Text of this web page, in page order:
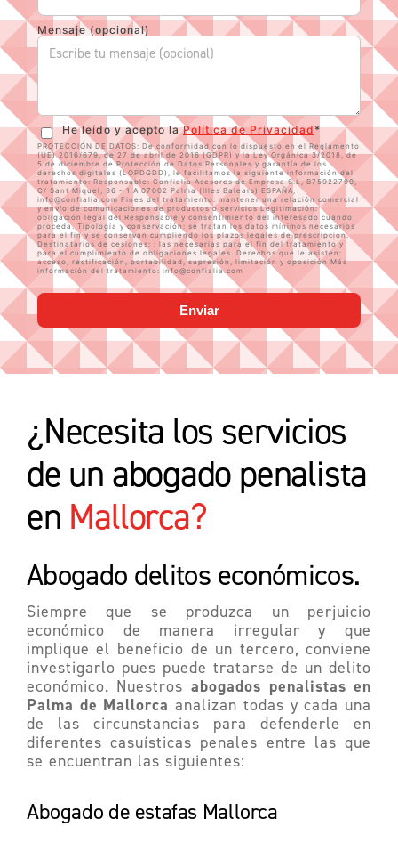
Mensaje (opcional)
He leído y acepto laPolítica de Privacidad*
PROTECCIÓN DE DATOS: De conformidad con lo dispuesto en el Reglamento
(UE) 2016/679, de 27 de abril de 2016 (GDPR) y la Ley Orgánica 3/2018, de
5 de diciembre de Protección de Datos Personales y garantía de los
derechos digitales (LOPDGDD), le facilitamos la siguiente información del
tratamiento: Responsable: Confialia Asesores de Empresa S.L, B75922799,
C/ Sant Miquel, 36 - 1 A 07002 Palma (Illes Balears) ESPAÑA,
info@confialia.com Fines del tratamiento: mantener una relación comercial
y envío de comunicaciones de productos o servicios Legitimación:
obligación legal del Responsable y consentimiento del interesado cuando
proceda. Tipología y conservación: se tratan los datos mínimos necesarios
para el fin y se conservan cumpliendo los plazos legales de prescripción.
Destinatarios de cesiones: : las necesarias para el fin del tratamiento y
para el cumplimiento de obligaciones legales. Derechos que le asisten:
acceso, rectificación, portabilidad, supresión, limitación y oposición Más
información del tratamiento: info@confialia.com
Enviar
¿Necesita los servicios
de un abogado penalista
en Mallorca?
Abogado delitos económicos.
Siempre que se produzca un perjuicio
económico de manera irregular y que
implique el beneficio de un tercero, conviene
investigarlo pues puede tratarse de un delito
económico. Nuestros abogados penalistas en
Palma de Mallorca analizan todas y cada una
de las circunstancias para defenderle en
diferentes casuísticas penales entre las que
se encuentran las siguientes:
Abogado de estafas Mallorca